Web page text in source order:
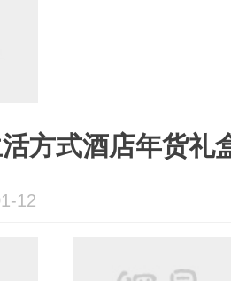
方式酒店年货礼
12